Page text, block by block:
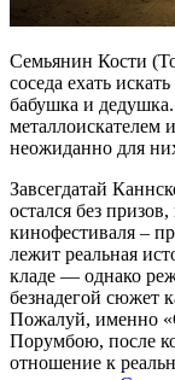
Семьянин Кости
соседа ехать
бабушка и дедушка.
металлоискателем
неожиданно для
Завсегдатай
остался без
кинофестиваля –
лежит реальная
кладе — однако
безнадегой сюжет
Пожалуй, именно
Порумбою, после
отношение к